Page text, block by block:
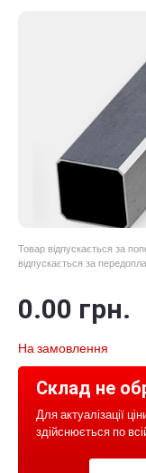
Товар відпускається за
відпускається за
0.00 грн.
На замовлення
Склад не
Для актуалізації
здійснюється по